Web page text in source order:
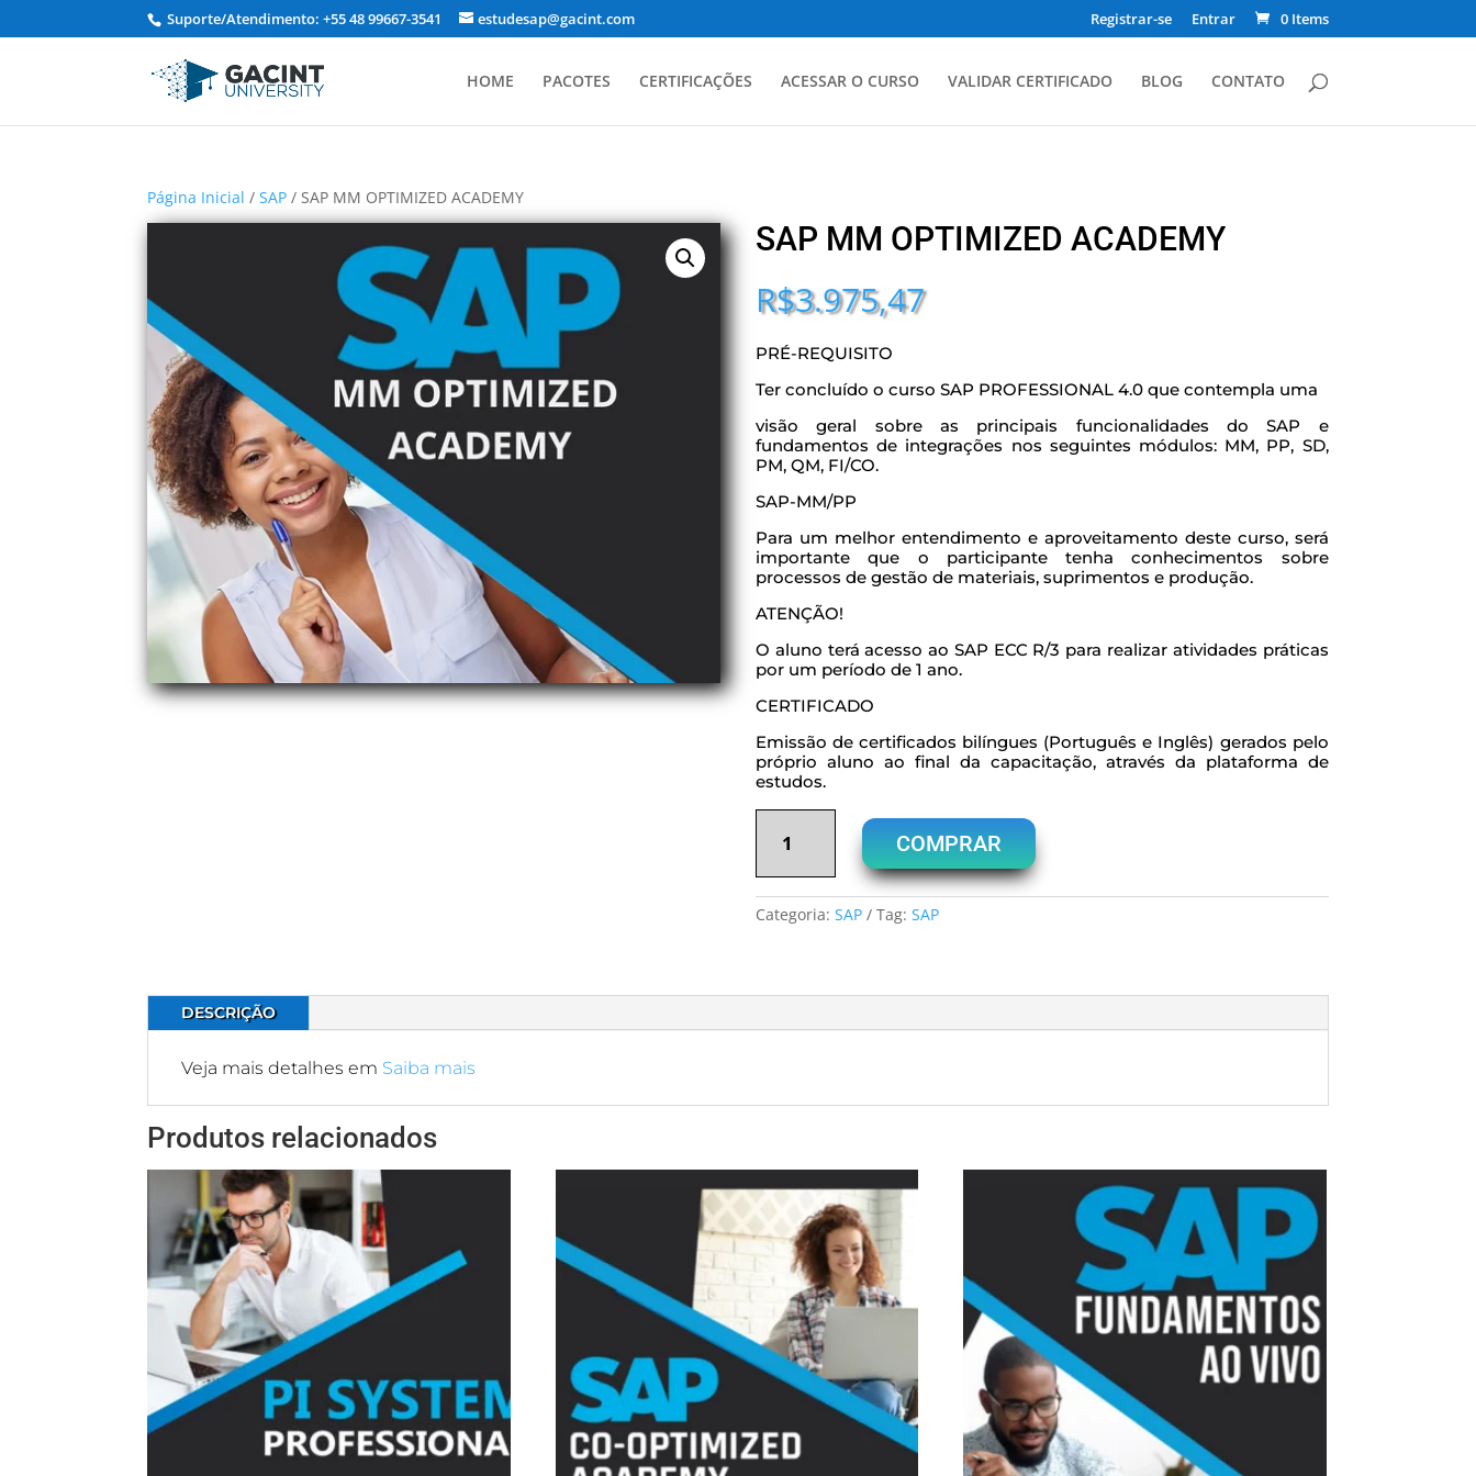
Suporte/Atendimento: +55 48 99667-3541 estudesap@gacint.com Registrar-se Entrar 0 Items
HOME PACOTES CERTIFICAÇÕES ACESSAR O CURSO VALIDAR CERTIFICADO BLOG CONTATO
Página Inicial /SAP / SAP MM OPTIMIZED ACADEMY
SAP MM OPTIMIZED ACADEMY
R$3.975,47
PRÉ-REQUISITO
Ter concluído o curso SAP PROFESSIONAL 4.0 que contempla uma
visão geral sobre as principais funcionalidades do SAP e
fundamentos de integrações nos seguintes módulos: MM, PP, SD,
PM, QM, FI/CO.
SAP-MM/PP
Para um melhor entendimento e aproveitamento deste curso, será
importante que o participante tenha conhecimentos sobre
processos de gestão de materiais, suprimentos e produção.
ATENÇÃO!
O aluno terá acesso ao SAP ECC R/3 para realizar atividades práticas
por um período de 1 ano.
CERTIFICADO
Emissão de certificados bilíngues (Português e Inglês) gerados pelo
próprio aluno ao final da capacitação, através da plataforma de
estudos.
SAP
MM
OPTIMIZED
ACADEMY
quantidade
COMPRAR
Categoria:SAP Tag:SAP
DESCRIÇÃO
Veja mais detalhes em Saiba mais
Produtos relacionados